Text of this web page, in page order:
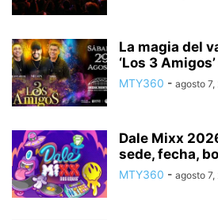
La magia del
‘Los 3
MTY360 - agosto 7,
Dale Mixx
sede, fecha,
MTY360 - agosto 7,